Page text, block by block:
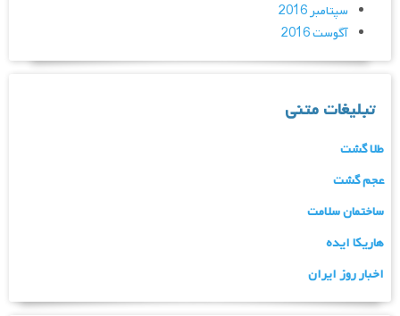
سپتامبر 2016
آگوست 2016
تبلیغات متنی
طلا گشت
عجم گشت
ساختمان سلامت
هاریکا ایده
اخبار روز ایران